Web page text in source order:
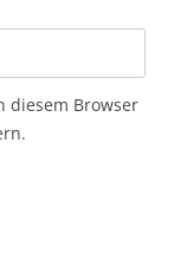
diesem Browser